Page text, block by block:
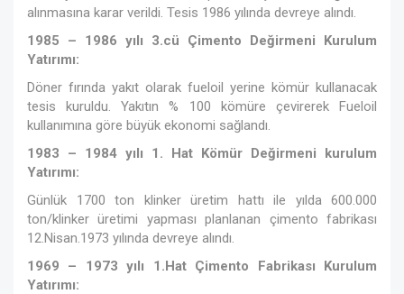
alınmasına karar verildi. Tesis 1986 yılında devreye alındı.
1985 – 1986 yılı 3.cü Çimento Değirmeni Kurulum
Yatırımı:
Döner fırında yakıt olarak fueloil yerine kömür kullanacak
tesis kuruldu. Yakıtın % 100 kömüre çevirerek Fueloil
kullanımına göre büyük ekonomi sağlandı.
1983 – 1984 yılı 1. Hat Kömür Değirmeni kurulum
Yatırımı:
Günlük 1700 ton klinker üretim hattı ile yılda 600.000
ton/klinker üretimi yapması planlanan çimento fabrikası
12.Nisan.1973 yılında devreye alındı.
1969 – 1973 yılı 1.Hat Çimento Fabrikası Kurulum
Yatırımı: